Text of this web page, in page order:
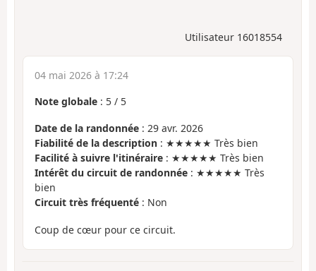
Utilisateur 16018554
04 mai 2026 à 17:24
Note globale : 5 / 5
Date de la randonnée : 29 avr. 2026
Fiabilité de la description : ★★★★★ Très bien
Facilité à suivre l'itinéraire : ★★★★★ Très bien
Intérêt du circuit de randonnée : ★★★★★ Très
bien
Circuit très fréquenté : Non
Coup de cœur pour ce circuit.